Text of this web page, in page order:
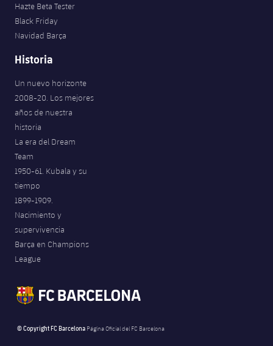
Hazte Beta Tester
Black Friday
Navidad Barça
Historia
Un nuevo horizonte
2008-20. Los mejores
años de nuestra
historia
La era del Dream
Team
1950-61. Kubala y su
tiempo
1899-1909.
Nacimiento y
supervivencia
Barça en Champions
League
© Copyright FC Barcelona Página Oficial del FC Barcelona